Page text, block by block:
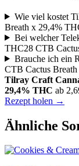
Wie viel kostet
Breath x 29,4%
Bei welcher
THC28 CTB
Brauche ich ein
CTB Cactus
Tilray Craft
29,4% THC ab
Rezept holen →
Ähnliche